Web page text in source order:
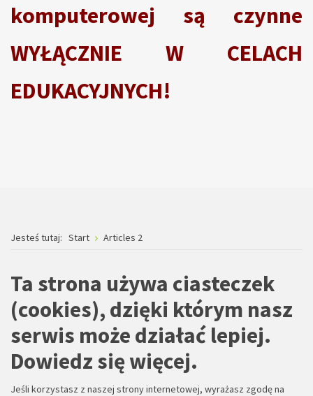
komputerowej są czynne
WYŁĄCZNIE W CELACH
EDUKACYJNYCH!
Jesteś tutaj: Start Articles 2
Ta strona używa ciasteczek
(cookies), dzięki którym nasz
serwis może działać lepiej.
Dowiedz się więcej.
Jeśli korzystasz z naszej strony internetowej, wyrażasz zgodę na